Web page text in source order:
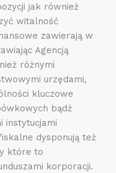
jak również
witalność
zawierają w
Agencją
różnymi
urzędami,
kluczowe
bądź
instytucjami
dysponują też
które to
korporacji.